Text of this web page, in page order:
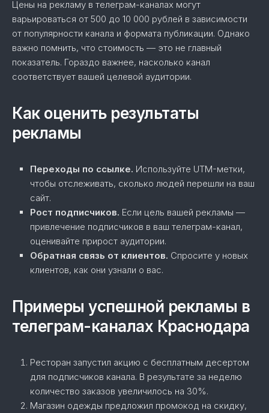
Цены на рекламу в телеграм-каналах могут
варьироваться от 500 до 10 000 рублей в зависимости
от популярности канала и формата публикации. Однако
важно помнить, что стоимость — это не главный
показатель. Гораздо важнее, насколько канал
соответствует вашей целевой аудитории.
Как оценить результаты
рекламы
Переходы по ссылке. Используйте UTM-метки,
чтобы отслеживать, сколько людей перешли на ваш
сайт.
Рост подписчиков. Если цель вашей рекламы —
привлечение подписчиков в ваш телеграм-канал,
оценивайте прирост аудитории.
Обратная связь от клиентов. Спросите у новых
клиентов, как они узнали о вас.
Примеры успешной рекламы в
телеграм-каналах Краснодара
Ресторан запустил акцию с бесплатным десертом
для подписчиков канала. В результате за неделю
количество заказов увеличилось на 30%.
Магазин одежды предложил промокод на скидку,